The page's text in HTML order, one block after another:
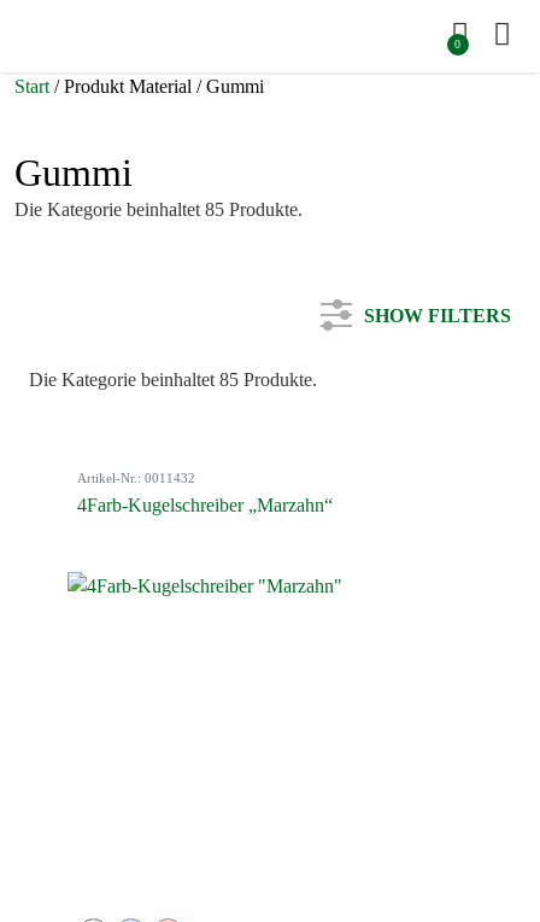
0
Start / Produkt Material / Gummi
Gummi
Die Kategorie beinhaltet 85 Produkte.
SHOW FILTERS
Farbe
Die Kategorie beinhaltet 85 Produkte.
Artikel-Nr.: 0011432
4Farb-Kugelschreiber „Marzahn“